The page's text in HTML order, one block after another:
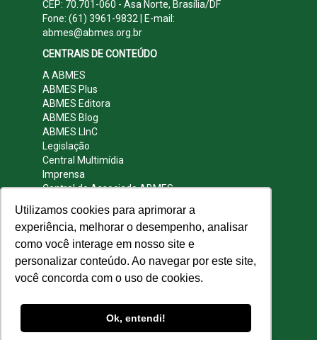
Utilizamos cookies para aprimorar a
experiência, melhorar o desempenho, analisar
como você interage em nosso site e
personalizar conteúdo. Ao navegar por este site,
você concorda com o uso de cookies.
Ok, entendi!
CEP: 70.701-060 - Asa Norte, Brasília/DF
Fone: (61) 3961-9832 | E-mail:
abmes@abmes.org.br
CENTRAIS DE CONTEÚDO
A ABMES
ABMES Plus
ABMES Editora
ABMES Blog
ABMES LInC
Legislação
Central Multimídia
Imprensa
Central do Associado ABMES
REDES SOCIAIS
reservados.